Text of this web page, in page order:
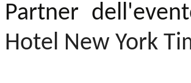
Partner
Hotel New York